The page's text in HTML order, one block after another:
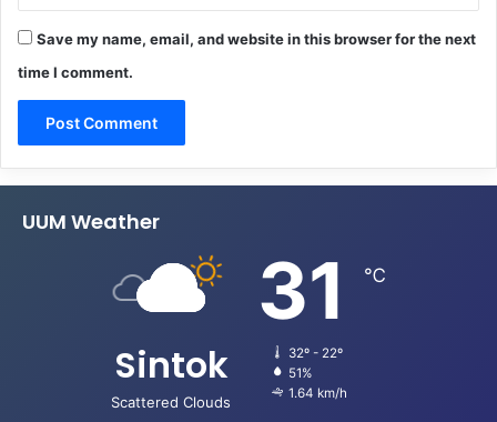
Save my name, email, and website in this browser for the next
time I comment.
UUM Weather
Sintok
Scattered Clouds
31 ℃
32º - 22º
51%
1.64 km/h